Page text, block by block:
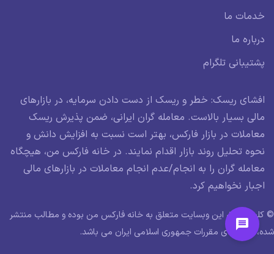
خدمات ما
درباره ما
پشتیبانی تلگرام
افشای ریسک: خطر و ریسک از دست دادن سرمایه، در بازارهای
مالی بسیار بالاست. معامله گران ایرانی، ضمن پذیرش ریسک
معاملات در بازار فارکس، بهتر است نسبت به افزایش دانش و
نحوه تحلیل روند بازار اقدام نمایند. در خانه فارکس من، هیچگاه
معامله گران را به انجام/عدم انجام معاملات در بازارهای مالی
اجبار نخواهیم کرد.
© کلیه حقوق این وبسایت متعلق به خانه فارکس من بوده و مطالب منتشر
شده، در راستای مقررات جمهوری اسلامی ایران می باشد.